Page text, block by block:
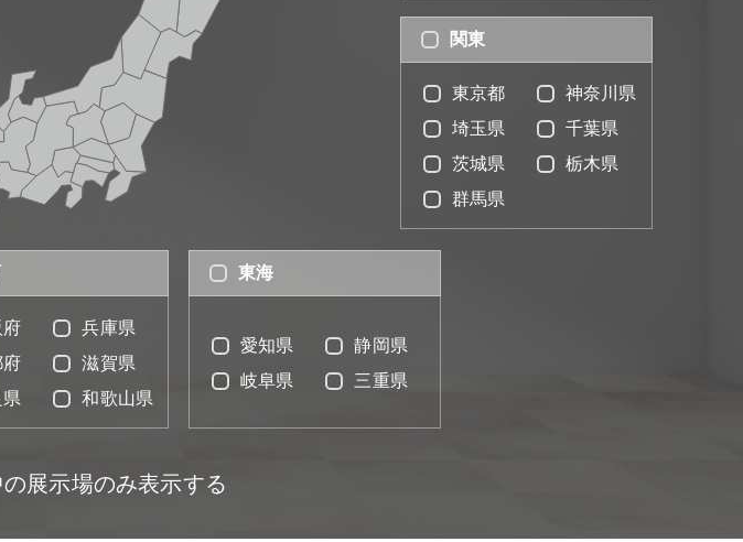
0120-09-9663
営業時間AM 9:00〜PM6:00
土日祝日を除く
関東
東京都
神奈川県
埼玉県
千葉県
茨城県
栃木県
群馬県
東海
愛知県
静岡県
岐阜県
三重県
府
兵庫県
府
滋賀県
和歌山県
展示場のみ表示する